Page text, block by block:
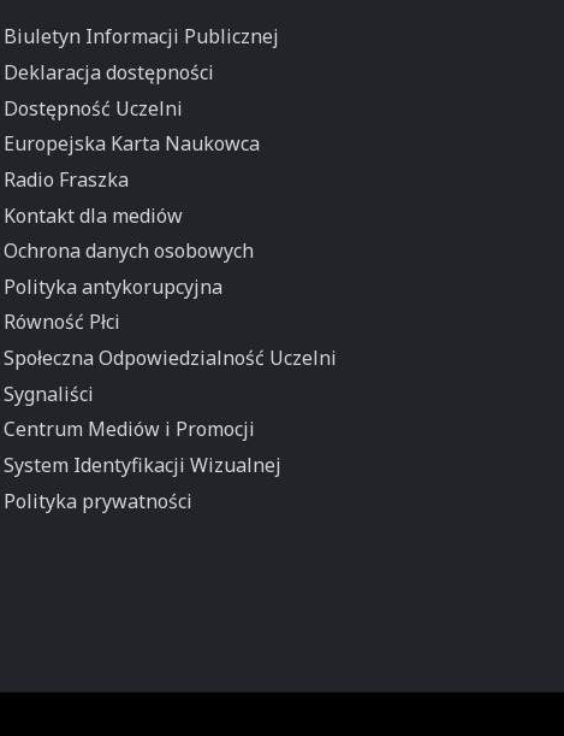
Biuletyn Informacji Publicznej
Deklaracja dostępności
Dostępność Uczelni
Europejska Karta Naukowca
Radio Fraszka
Kontakt dla mediów
Ochrona danych osobowych
Polityka antykorupcyjna
Równość Płci
Społeczna Odpowiedzialność Uczelni
Sygnaliści
Centrum Mediów i Promocji
System Identyfikacji Wizualnej
Polityka prywatności